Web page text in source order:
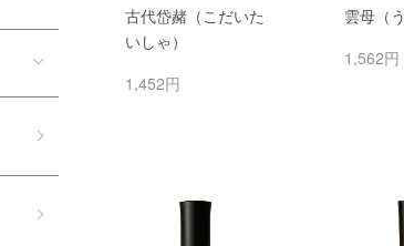
古代岱赭（こだいた
いしゃ）
1,452円
雲母（
1,562円